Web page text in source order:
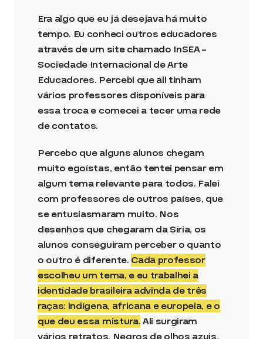
Era algo que eu já desejava há muito
tempo. Eu conheci outros educadores
através de um site chamado InSEA –
Sociedade Internacional de Arte
Educadores. Percebi que ali tinham
vários professores disponíveis para
essa troca e comecei a tecer uma rede
de contatos.
Percebo que alguns alunos chegam
muito egoístas, então tentei pensar em
algum tema relevante para todos. Falei
com professores de outros países, que
se entusiasmaram muito. Nos
desenhos que chegaram da Síria, os
alunos conseguiram perceber o quanto
o outro é diferente. Cada professor
escolheu um tema, e eu trabalhei a
identidade brasileira advinda de três
raças: indígena, africana e europeia, e o
que deu essa mistura.Ali surgiram